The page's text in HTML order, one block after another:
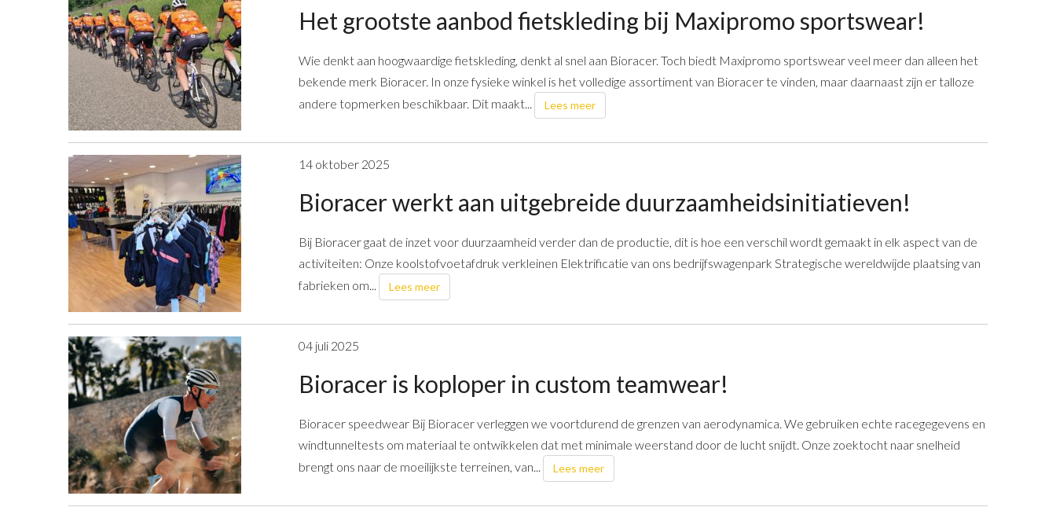
Het grootste aanbod fietskleding bij Maxipromo sportswear!
Wie denkt aan hoogwaardige fietskleding, denkt al snel aan Bioracer. Toch biedt Maxipromo sportswear veel meer dan alleen het
bekende merk Bioracer. In onze fysieke winkel is het volledige assortiment van Bioracer te vinden, maar daarnaast zijn er talloze
andere topmerken beschikbaar. Dit maakt...
Lees meer
14 oktober 2025
Bioracer werkt aan uitgebreide duurzaamheidsinitiatieven!
Bij Bioracer gaat de inzet voor duurzaamheid verder dan de productie, dit is hoe een verschil wordt gemaakt in elk aspect van de
activiteiten: Onze koolstofvoetafdruk verkleinen Elektrificatie van ons bedrijfswagenpark Strategische wereldwijde plaatsing van
fabrieken om...
Lees meer
04 juli 2025
Bioracer is koploper in custom teamwear!
Bioracer speedwear Bij Bioracer verleggen we voortdurend de grenzen van aerodynamica. We gebruiken echte racegegevens en
windtunneltests om materiaal te ontwikkelen dat met minimale weerstand door de lucht snijdt. Onze zoektocht naar snelheid
brengt ons naar de moeilijkste terreinen, van...
Lees meer